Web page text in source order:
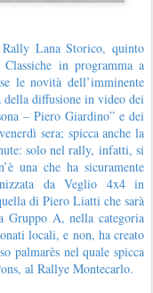
Lana Storico, quinto
in programma a
le novità dell’imminente
della diffusione in video dei
– Piero Giardino” e dei
sera; spicca anche la
solo nel rally, infatti, si
una che ha sicuramente
da Veglio 4x4 in
di Piero Liatti che sarà
Gruppo A, nella categoria
locali, e non, ha creato
palmarès nel quale spicca
al Rallye Montecarlo.